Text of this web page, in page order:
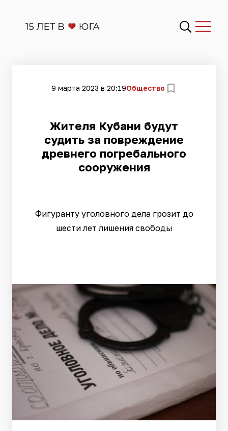
9 марта 2023 в 20:19Общество
Жителя Кубани будут
судить за повреждение
древнего погребального
сооружения
Фигуранту уголовного дела грозит до
шести лет лишения свободы